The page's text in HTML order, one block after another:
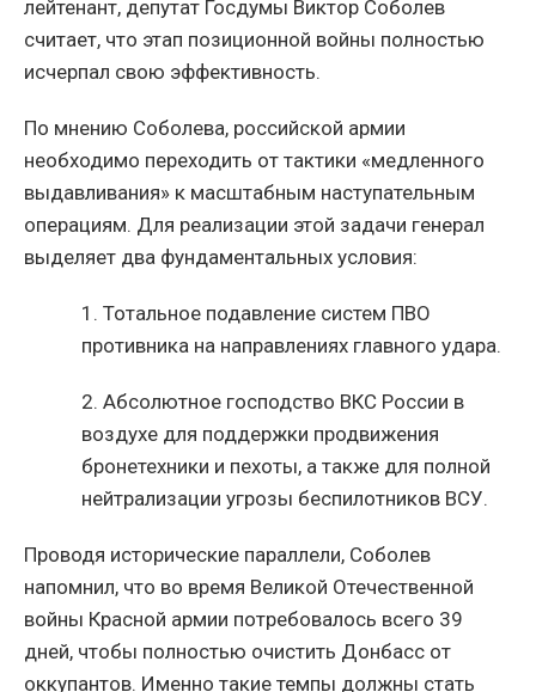
лейтенант, депутат Госдумы Виктор Соболев
считает, что этап позиционной войны полностью
исчерпал свою эффективность.
По мнению Соболева, российской армии
необходимо переходить от тактики «медленного
выдавливания» к масштабным наступательным
операциям. Для реализации этой задачи генерал
выделяет два фундаментальных условия:
1. Тотальное подавление систем ПВО
противника на направлениях главного удара.
2. Абсолютное господство ВКС России в
воздухе для поддержки продвижения
бронетехники и пехоты, а также для полной
нейтрализации угрозы беспилотников ВСУ.
Проводя исторические параллели, Соболев
напомнил, что во время Великой Отечественной
войны Красной армии потребовалось всего 39
дней, чтобы полностью очистить Донбасс от
оккупантов. Именно такие темпы должны стать